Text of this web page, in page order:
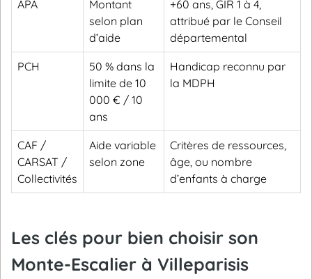
APA
Montant
selon plan
d’aide
+60 ans, GIR 1 à 4,
attribué par le Conseil
départemental
PCH
50 % dans la
limite de 10
000 € / 10
ans
Handicap reconnu par
la MDPH
CAF /
CARSAT /
Collectivités
Aide variable
selon zone
Critères de ressources,
âge, ou nombre
d’enfants à charge
Les clés pour bien choisir son
Monte-Escalier à Villeparisis